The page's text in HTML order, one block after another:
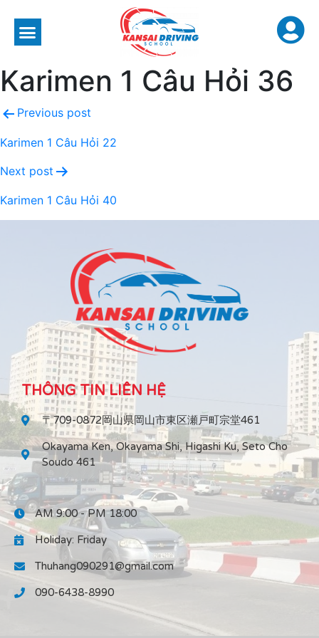
Karimen 1 Câu Hỏi 36
Previous post
Karimen 1 Câu Hỏi 22
Next post
Karimen 1 Câu Hỏi 40
THÔNG TIN LIÊN HỆ
〒709-0872岡山県岡山市東区瀬戸町宗堂461
Okayama Ken, Okayama Shi, Higashi Ku, Seto Cho
Soudo 461
AM 9:00 - PM 18:00
Holiday: Friday
Thuhang090291@gmail.com
090-6438-8990